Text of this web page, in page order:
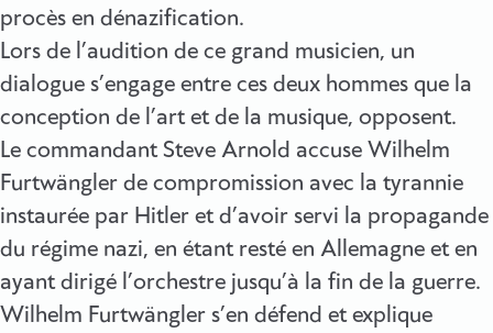
procès en dénazification.
Lors de l’audition de ce grand musicien, un
dialogue s’engage entre ces deux hommes que la
conception de l’art et de la musique, opposent.
Le commandant Steve Arnold accuse Wilhelm
Furtwängler de compromission avec la tyrannie
instaurée par Hitler et d’avoir servi la propagande
du régime nazi, en étant resté en Allemagne et en
ayant dirigé l’orchestre jusqu’à la fin de la guerre.
Wilhelm Furtwängler s’en défend et explique